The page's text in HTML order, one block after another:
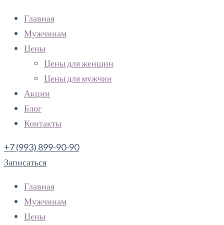
Главная
Мужчинам
Цены
Цены для женщин
Цены для мужчин
Акции
Блог
Контакты
+7 (993) 899-90-90
Записаться
Главная
Мужчинам
Цены